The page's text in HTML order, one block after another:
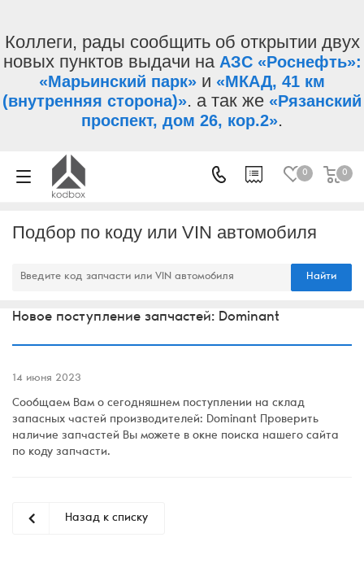
Коллеги, рады сообщить об открытии двух
новых пунктов выдачи на АЗС «Роснефть»:
«Марьинский парк» и «МКАД, 41 км
(внутренняя сторона)». а так же «Рязанский
проспект, дом 26, кор.2».
0 0
Подбор по коду или VIN автомобиля
Найти
Новое поступление запчастей: Dominant
14 июня 2023
Сообщаем Вам о сегодняшнем поступлении на склад
запасных частей производителей: Dominant Проверить
наличие запчастей Вы можете в окне поиска нашего сайта
по коду запчасти.
Назад к списку